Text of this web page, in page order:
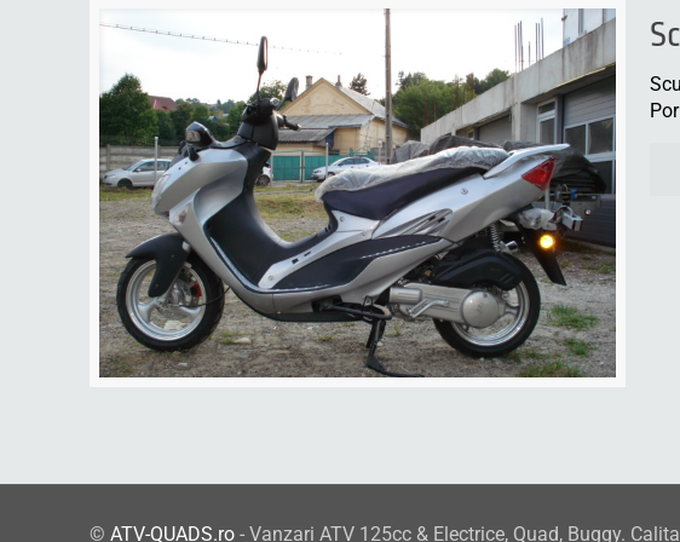
© ATV-QUADS.ro - Vanzari ATV 125cc & Electrice, Quad, Buggy.